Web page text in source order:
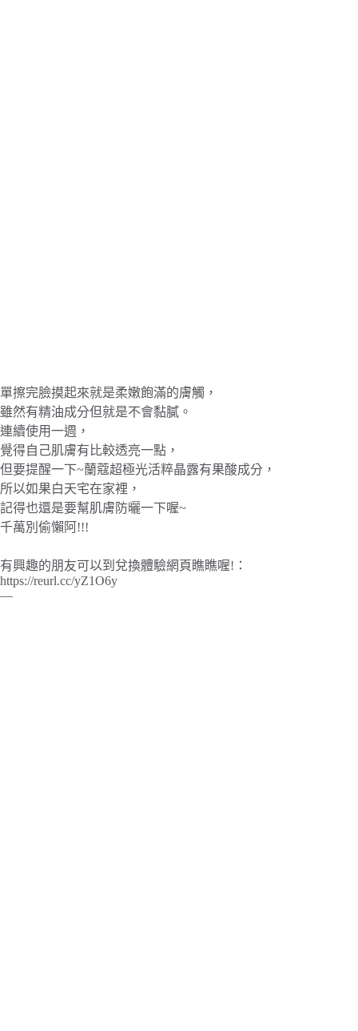
單擦完臉摸起來就是柔嫩飽滿的膚觸，
雖然有精油成分但就是不會黏膩。
連續使用一週，
覺得自己肌膚有比較透亮一點，
但要提醒一下~蘭蔻超極光活粹晶露有果酸成分，
所以如果白天宅在家裡，
記得也還是要幫肌膚防曬一下喔~
千萬別偷懶阿!!!
有興趣的朋友可以到兌換體驗網頁瞧瞧喔!：
https://reurl.cc/yZ1O6y
—